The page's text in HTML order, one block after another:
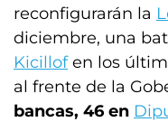
reconfigurarán la
diciembre, una
Kicillofen los
al frente de la
bancas, 46 en